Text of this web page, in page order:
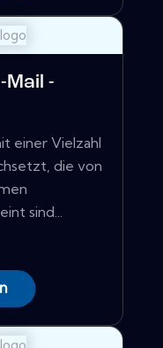
Mail -
einer Vielzahl
die von
sind...